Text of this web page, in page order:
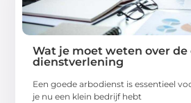
Wat je moet weten over de
dienstverlening
Een goede arbodienst is essentieel
je nu een klein bedrijf hebt